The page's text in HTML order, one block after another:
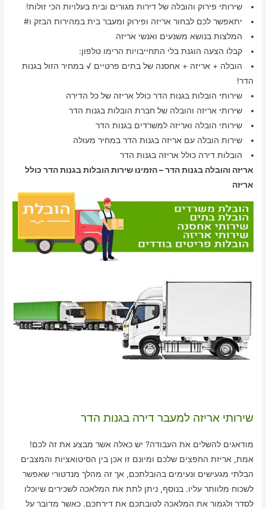
שירותי פירוק והובלה של דירות מגורים ובית בעלויות הכי זולות!
יתאפשר לכם לבחור אריזה ופירוק ומעבר בית במהירות הבזק ו#
המלצות בנושא משנעים ואנשי אריזה
קבלו הצעה הוגנת בלי התחייבויות הרימו טלפון:
הובלה + אריזה + אחסנה של בתים פרטיים √ במחיר הזול בגנות
הדר!
שירותי הובלות בגנות הדר כולל אריזה של כל הדירה
שירותי אריזה והובלה של חברת הובלות בגנות הדר
שירותי הובלה ואריזה למשרדים בגנות הדר
שירות הובלה עם אריזה בגנות הדר במחיר מעולה
הובלות דירה כולל אריזה בגנות הדר
אריזה והובלה בגנות הדר – הזמינו שירות הובלות בגנות הדר כולל
אריזה
שירותי אריזה למעבר דירה בגנות הדר
מודאגים להשלים את העבודה? יש כאלה אשר מבצע את זה לכם!
אמת, אריזת החפצים שלכם ומיונם זו אכן בין הסיטואציות והמצבים
הבלתי מגעישים ונעימים בהובלתכם, אך זה מהלך מנדטורי שאפשר
לשכוח מלוותר עליו. בנוסף, ניתן לתת את המלאכה לשכירים שיוכלו
לסדר ולגמור את המלאכה לטובתכם את דירתכם. כאשר מדובר על